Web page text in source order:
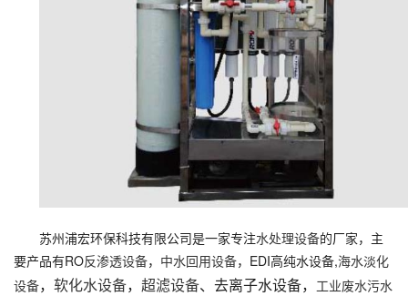
苏州浦宏环保科技有限公司是一家专注水处理设备的厂家，主
要产品有RO反渗透设备， 中水回用设备，EDI高纯水设备,海水淡化
设备， 软化水设备， 超滤设备、去离子水设备， 工业废水污水